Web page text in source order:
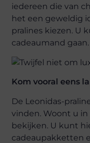
iedereen die van
het een geweldig
pralines kiezen. U
cadeaumand
Kom vooral eens
De Leonidas-
vinden. Woont u
bekijken. U kunt
cadeaupakketten